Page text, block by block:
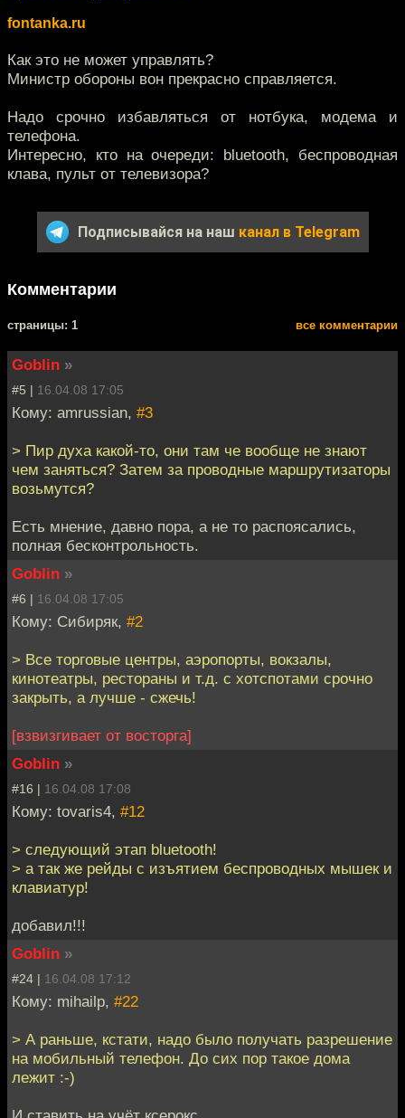
fontanka.ru
Как это не может управлять?
Министр обороны вон прекрасно справляется.
Надо срочно избавляться от нотбука, модема и
телефона.
Интересно, кто на очереди: bluetooth, беспроводная
клава, пульт от телевизора?
Подписывайся на наш канал в Telegram
Комментарии
cтраницы: 1 все комментарии
Goblin »
#5 | 16.04.08 17:05
Кому: amrussian, #3
> Пир духа какой-то, они там че вообще не знают
чем заняться? Затем за проводные маршрутизаторы
возьмутся?
Есть мнение, давно пора, а не то распоясались,
полная бесконтрольность.
Goblin »
#6 | 16.04.08 17:05
Кому: Сибиряк, #2
> Все торговые центры, аэропорты, вокзалы,
кинотеатры, рестораны и т.д. с хотспотами срочно
закрыть, а лучше - сжечь!
[взвизгивает от восторга]
Goblin »
#16 | 16.04.08 17:08
Кому: tovaris4, #12
> следующий этап bluetooth!
> а так же рейды с изъятием беспроводных мышек и
клавиатур!
добавил!!!
Goblin »
#24 | 16.04.08 17:12
Кому: mihailp, #22
> А раньше, кстати, надо было получать разрешение
на мобильный телефон. До сих пор такое дома
лежит :-)